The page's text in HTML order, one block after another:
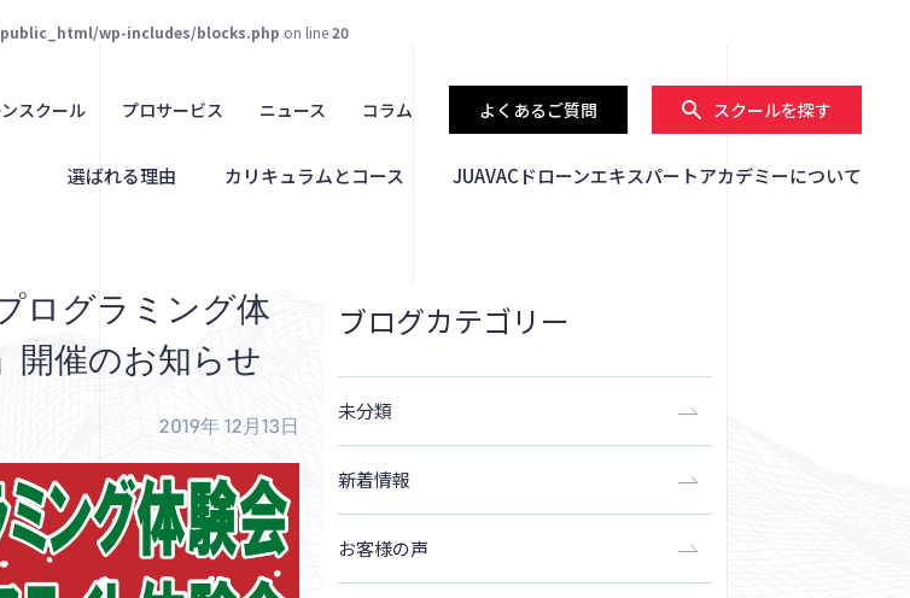
wp-includes/blocks.php on line20
ンスクール プロサービス ニュース コラム よくあるご質問 スクールを探す
選ばれる理由 カリキュラムとコース JUAVACドローンエキスパートアカデミーについて
ログラミング体
開催のお知らせ
2019年 12月13日
ブログカテゴリー
未分類
新着情報
お客様の声